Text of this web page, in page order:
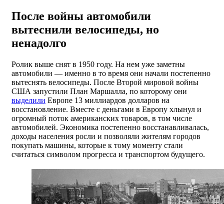
После войны автомобили
вытеснили велосипеды, но
ненадолго
Ролик выше снят в 1950 году. На нем уже заметны
автомобили — именно в то время они начали постепенно
вытеснять велосипеды. После Второй мировой войны
США запустили План Маршалла, по которому они
выделили Европе 13 миллиардов долларов на
восстановление. Вместе с деньгами в Европу хлынул и
огромный поток американских товаров, в том числе
автомобилей. Экономика постепенно восстанавливалась,
доходы населения росли и позволяли жителям городов
покупать машины, которые к тому моменту стали
считаться символом прогресса и транспортом будущего.